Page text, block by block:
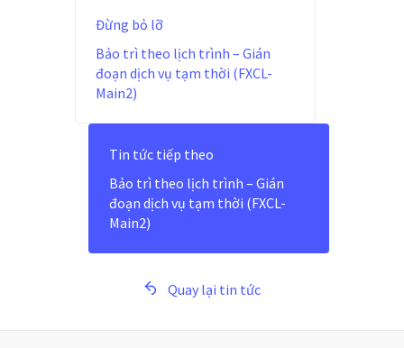
Đừng bỏ lỡ
Bảo trì theo lịch trình – Gián
đoạn dịch vụ tạm thời (FXCL-
Main2)
Tin tức tiếp theo
Bảo trì theo lịch trình – Gián
đoạn dịch vụ tạm thời (FXCL-
Main2)
Quay lại tin tức